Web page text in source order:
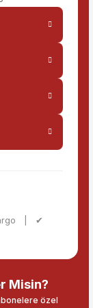
| ✔
Misin?
özel